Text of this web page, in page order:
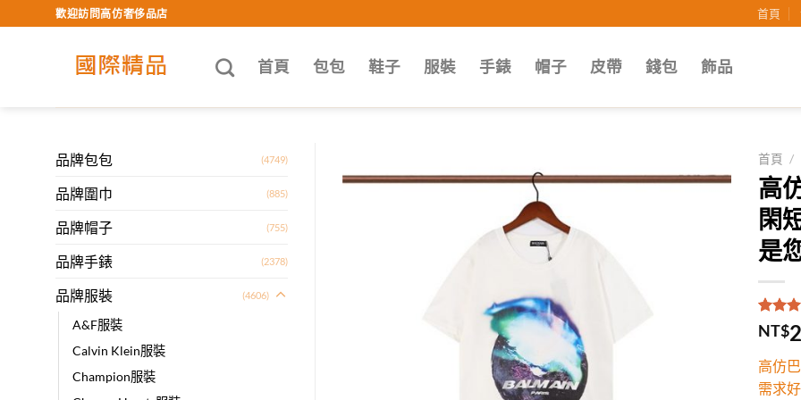
to
歡迎訪問高仿奢侈品店 首頁
首頁 包包 鞋子 服裝 手錶 帽子 皮帶 錢包 飾品
品牌包包 (4749)
品牌圍巾 (885)
品牌帽子 (755)
品牌手錶 (2378)
品牌服裝 (4606)
A&F服裝
Calvin Klein服裝
Champion服裝
首頁 /
高
閑
是
評分
5，
1
分
NT$
高仿
需求